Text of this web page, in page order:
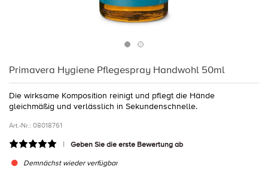
Primavera Hygiene Pflegespray Handwohl 50ml
Die wirksame Komposition reinigt und pflegt die Hände
gleichmäßig und verlässlich in Sekundenschnelle.
Art.-Nr.: 08018761
Geben Sie die erste Bewertung ab
Demnächst wieder verfügbar